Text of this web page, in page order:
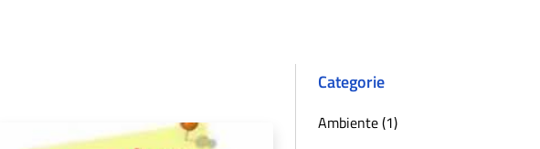
Categorie
Ambiente (1)